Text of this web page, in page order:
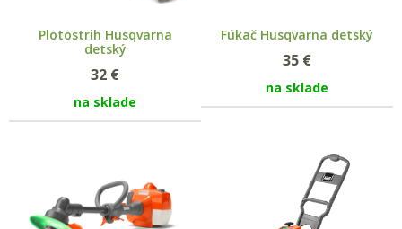
Plotostrih Husqvarna
detský
32 €
na sklade
Fúkač Husqvarna detský
35 €
na sklade